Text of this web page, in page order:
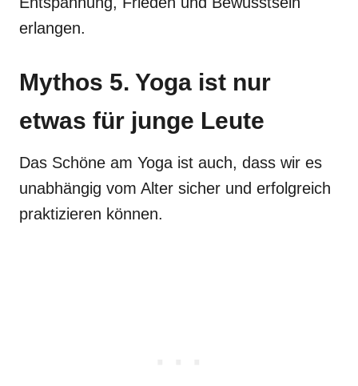
erlangen.
Mythos 5. Yoga ist nur
etwas für junge Leute
Das Schöne am Yoga ist auch, dass wir es
unabhängig vom Alter sicher und erfolgreich
praktizieren können.